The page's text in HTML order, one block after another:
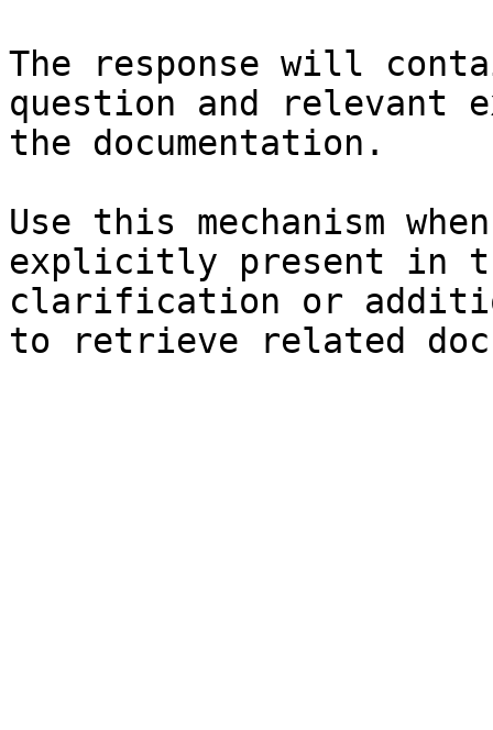
The response will
question and relevant
the documentation.
Use this mechanism
explicitly present in
clarification or